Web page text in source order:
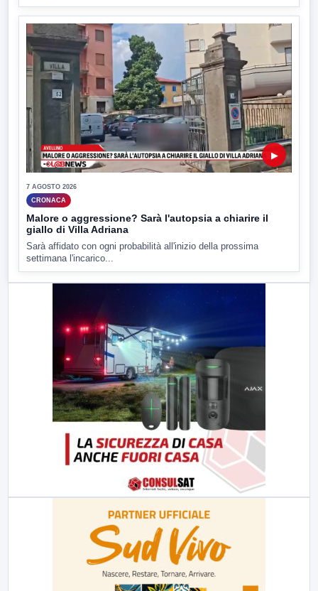
▶
7 AGOSTO 2026
CRONACA
Malore o aggressione? Sarà l'autopsia a chiarire il
giallo di Villa Adriana
Sarà affidato con ogni probabilità all'inizio della prossima
settimana l'incarico...